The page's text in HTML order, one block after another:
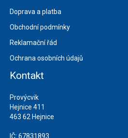
Doprava a platba
Obchodní podmínky
Reklamační řád
Ochrana osobních údajů
Kontakt
Provýcvik
Hejnice 411
463 62 Hejnice
IČ: 67831893